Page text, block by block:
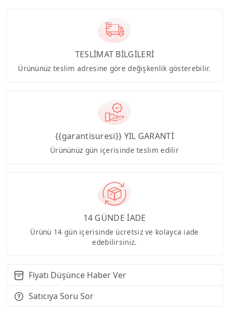
TESLİMAT BİLGİLERİ
Ürününüz teslim adresine göre değişkenlik gösterebilir.
{{garantisuresi}} YIL GARANTİ
Ürününüz gün içerisinde teslim edilir
14 GÜNDE İADE
Ürünü 14 gün içerisinde ücretsiz ve kolayca iade
edebilirsiniz.
Fiyatı Düşünce Haber Ver
Satıcıya Soru Sor